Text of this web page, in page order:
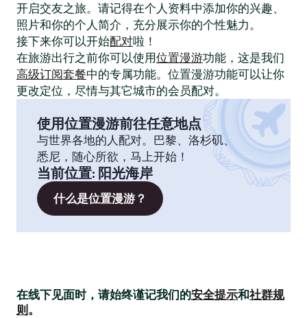
开启交友之旅。请记得在个人资料中添加你的兴趣、
照片和你的个人简介，充分展示你的个性魅力。
接下来你可以开始配对啦！
在旅游出行之前你可以使用位置漫游功能，这是我们
高级订阅套餐中的专属功能。位置漫游功能可以让你
更改定位，尽情与其它城市的会员配对。
使用位置漫游前往任意地点
与世界各地的人配对。巴黎、洛杉矶、
悉尼，随心所欲，马上开始！
当前位置: 阳光海岸
什么是位置漫游？
在线下见面时，请始终谨记我们的安全提示和社群规
则 。